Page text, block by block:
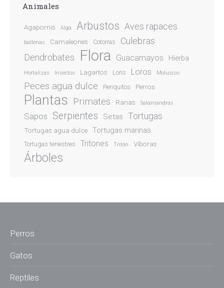
Animales
Agapornis Alga Arbustos Aves rapaces
ballenas Camaleones Cotorras Culebras
Dendrobates Flora Guacamayos Hierba
Hortalizas Insectos Lagartos Loris Loros Moluscos
Peces agua dulce Periquitos Perros
Plantas Primates Ranas Salamandras
Sapos Serpientes Setas Tortugas
Tortugas agua dulce Tortugas marinas
Tortugas terrestres Tritones Tritón Víboras
Árboles
Perros
Gatos
Reptiles